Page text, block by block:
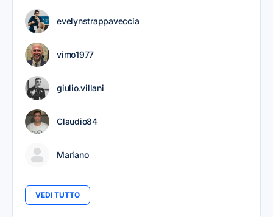
evelynstrappaveccia
vimo1977
giulio.villani
Claudio84
Mariano
VEDI TUTTO